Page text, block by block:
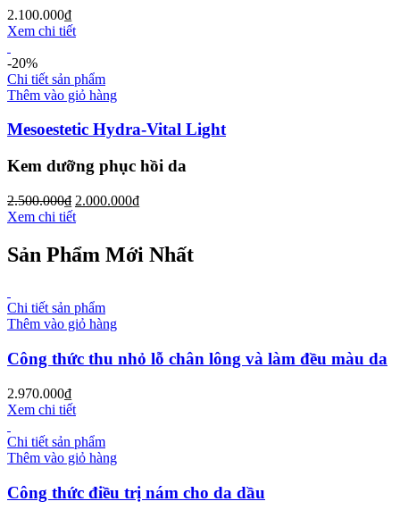
2.100.000₫
Xem chi tiết
-20%
Chi tiết sản phẩm
Thêm vào giỏ hàng
Mesoestetic Hydra-Vital Light
Kem dưỡng phục hồi da
2.500.000₫ 2.000.000₫
Xem chi tiết
Sản Phẩm Mới Nhất
Chi tiết sản phẩm
Thêm vào giỏ hàng
Công thức thu nhỏ lỗ chân lông và làm đều màu da
2.970.000₫
Xem chi tiết
Chi tiết sản phẩm
Thêm vào giỏ hàng
Công thức điều trị nám cho da dầu